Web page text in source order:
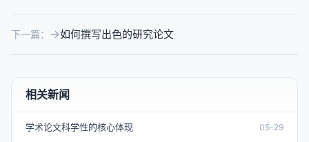
下一篇： 如何撰写出色的研究论文
相关新闻
学术论文科学性的核心体现 05-29